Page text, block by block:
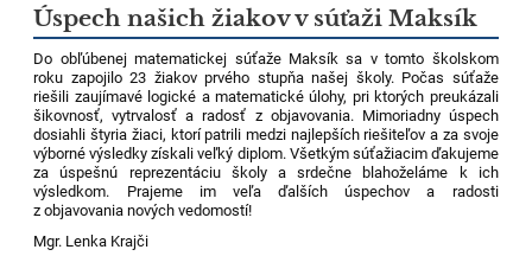
Úspech našich žiakov v súťaži Maksík
Do obľúbenej matematickej súťaže Maksík sa v tomto školskom
roku zapojilo 23 žiakov prvého stupňa našej školy. Počas súťaže
riešili zaujímavé logické a matematické úlohy, pri ktorých preukázali
šikovnosť, vytrvalosť a radosť z objavovania. Mimoriadny úspech
dosiahli štyria žiaci, ktorí patrili medzi najlepších riešiteľov a za svoje
výborné výsledky získali veľký diplom. Všetkým súťažiacim ďakujeme
za úspešnú reprezentáciu školy a srdečne blahoželáme k ich
výsledkom. Prajeme im veľa ďalších úspechov a radosti
z objavovania nových vedomostí!
Mgr. Lenka Krajči